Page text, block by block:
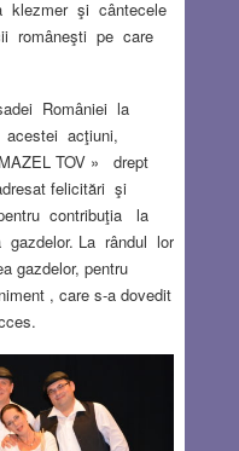
klezmer şi cântecele
româneşti pe care
României la
acestei acţiuni,
TOV » drept
felicitări şi
contribuţia la
La rândul lor
gazdelor, pentru
, care s-a dovedit